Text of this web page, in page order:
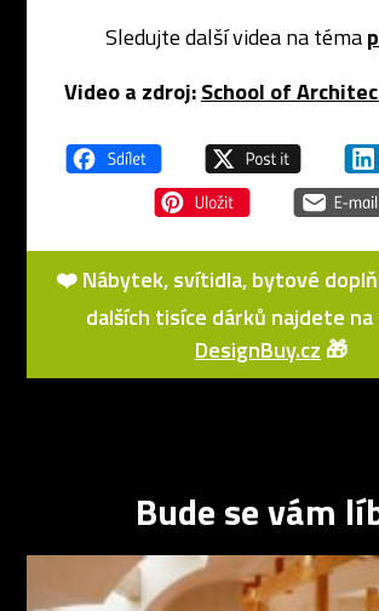
Sledujte další videa na téma
Video a zdroj:School of
❤️ Nábytek, svítidla, bytové
dalších tisíce dárků najdete
DesignBuy.cz 🎁
Bude se vám